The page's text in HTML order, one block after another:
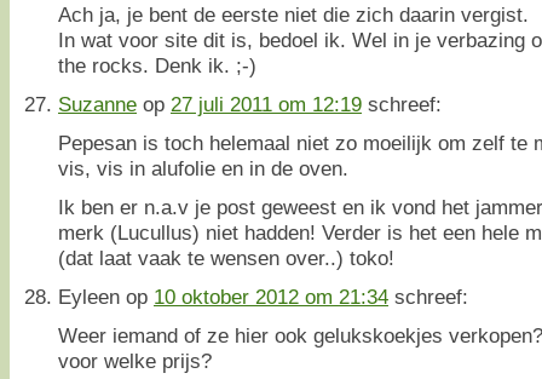
Ach ja, je bent de eerste niet die zich daarin vergist.
In wat voor site dit is, bedoel ik. Wel in je verbazing
the rocks. Denk ik. ;-)
Suzanne op 27 juli 2011 om 12:19 schreef:
Pepesan is toch helemaal niet zo moeilijk om zelf te
vis, vis in alufolie en in de oven.
Ik ben er n.a.v je post geweest en ik vond het
merk (Lucullus) niet hadden! Verder is het een hele
(dat laat vaak te wensen over..) toko!
Eyleen op 10 oktober 2012 om 21:34 schreef:
Weer iemand of ze hier ook gelukskoekjes
voor welke prijs?